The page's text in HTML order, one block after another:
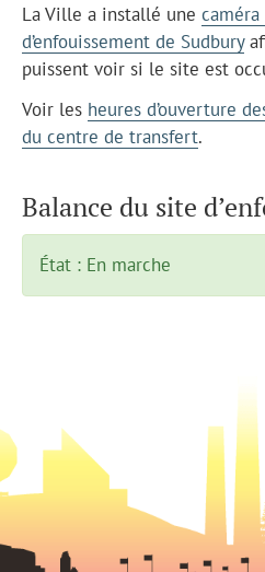
La Ville a installé une
d’enfouissement de Sudbury
puissent voir si le site est
Voir les heures d’ouverture
du centre de transfert.
Balance du site
État : En marche